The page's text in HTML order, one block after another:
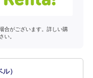
合がございます。詳しい購
い。
）